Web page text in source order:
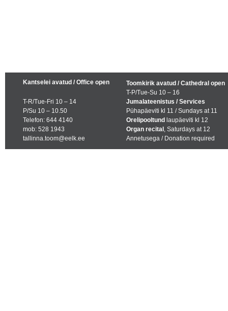
Kantselei avatud / Office open
T-R/Tue-Fri 10 – 14
P/Su 10 – 10.50
Telefon: 644 4140
mob: 528 1943
tallinna.toom@eelk.ee
Toomkirik avatud / Cathedral open
T-P/Tue-Su 10 – 16
Jumalateenistus / Services
Pühapäeviti kl 11 / Sundays at 11
Orelipooltund laupäeviti kl 12
Organ recital , Saturdays at 12
Annetusega / Donation required